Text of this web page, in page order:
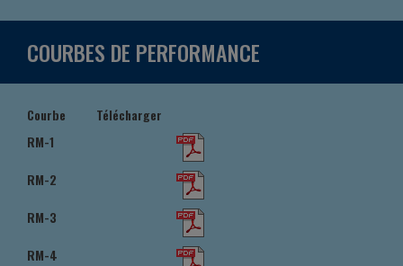
COURBES DE PERFORMANCE
Courbe
Télécharger
RM-1
RM-2
RM-3
RM-4